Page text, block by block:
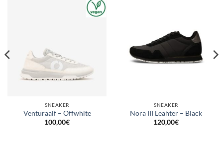
SNEAKER
Venturaalf – Offwhite
100,00€
SNEAKER
Nora III Leahter – Black
120,00€